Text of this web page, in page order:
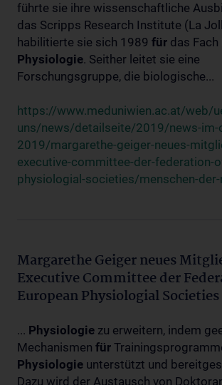
führte sie ihre wissenschaftliche
das Scripps Research Institute (La
habilitierte sie sich 1989 für das
Physiologie. Seither leitet sie eine
Forschungsgruppe, die biologische...
https://www.meduniwien.ac.at/web/
uns/news/detailseite/2019/news-im-
2019/margarethe-geiger-neues-
executive-committee-der-federation-
physiologial-societies/menschen-
Margarethe Geiger neues
Executive Committee der
European Physiologial Societies
... Physiologie zu erweitern, indem
Mechanismen für
Physiologie unterstützt und
Dazu wird der Austausch von